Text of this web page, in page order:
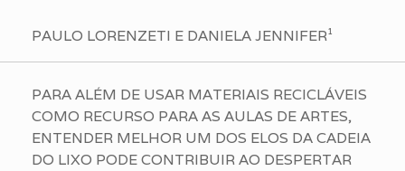
PAULO LORENZETI E DANIELA JENNIFER¹
PARA ALÉM DE USAR MATERIAIS RECICLÁVEIS
COMO RECURSO PARA AS AULAS DE ARTES,
ENTENDER MELHOR UM DOS ELOS DA CADEIA
DO LIXO PODE CONTRIBUIR AO DESPERTAR